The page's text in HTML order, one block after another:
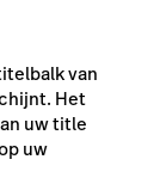
van
Het
uw title
uw